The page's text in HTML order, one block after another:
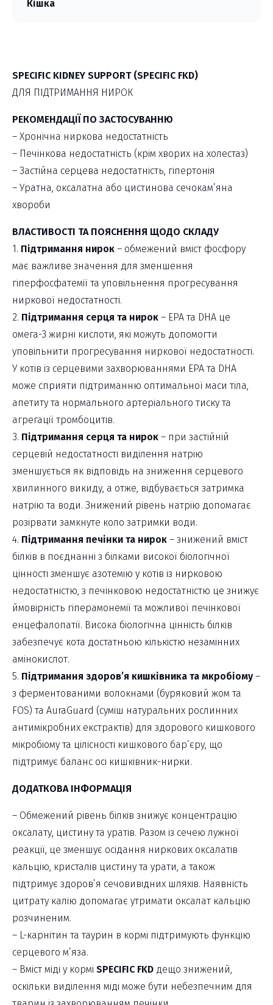
Кішка
SPECIFIC KIDNEY SUPPORT (SPECIFIC FKD)
ДЛЯ ПІДТРИМАННЯ НИРОК
РЕКОМЕНДАЦІЇ ПО ЗАСТОСУВАННЮ
– Хронічна ниркова недостатність
– Печінкова недостатність (крім хворих на холестаз)
– Застійна серцева недостатність, гіпертонія
– Уратна, оксалатна або цистинова сечокам’яна
хвороби
ВЛАСТИВОСТІ ТА ПОЯСНЕННЯ ЩОДО СКЛАДУ
1. Підтримання нирок – обмежений вміст фосфору
має важливе значення для зменшення
гіперфосфатемії та уповільнення прогресування
ниркової недостатності.
2. Підтримання серця та нирок – ЕРА та DHA це
омега-3 жирні кислоти, які можуть допомогти
уповільнити прогресування ниркової недостатності.
У котів із серцевими захворюваннями ЕРА та DHА
може сприяти підтриманню оптимальної маси тіла,
апетиту та нормального артеріального тиску та
агрегації тромбоцитів.
3. Підтримання серця та нирок – при застійній
серцевій недостатності виділення натрію
зменшується як відповідь на зниження серцевого
хвилинного викиду, а отже, відбувається затримка
натрію та води. Знижений рівень натрію допомагає
розірвати замкнуте коло затримки води.
4. Підтримання печінки та нирок – знижений вміст
білків в поєднанні з білками високої біологічної
цінності зменшує азотемію у котів із нирковою
недостатністю, з печінковою недостатністю це знижує
ймовірність гіперамонемії та можливої печінкової
енцефалопатії. Висока біологічна цінність білків
забезпечує кота достатньою кількістю незамінних
амінокислот.
5. Підтримання здоров’я кишківника та мкробіому –
з ферментованими волокнами (буряковий жом та
FOS) та AuraGuard (суміш натуральних рослинних
антимікробних екстрактів) для здорового кишкового
мікробіому та цілісності кишкового бар’єру, що
підтримує баланс осі кишківник-нирки.
ДОДАТКОВА ІНФОРМАЦІЯ
– Обмежений рівень білків знижує концентрацію
оксалату, цистину та уратів. Разом із сечею лужної
реакції, це зменшує осідання ниркових оксалатів
кальцію, кристалів цистину та урати, а також
підтримує здоров’я сечовивідних шляхів. Наявність
цитрату калію допомагає утримати оксалат кальцію
розчиненим.
– L-карнітин та таурин в кормі підтримують функцію
серцевого м’яза.
– Вміст міді у кормі SPECIFIC FKD дещо знижений,
оскільки виділення міді може бути небезпечним для